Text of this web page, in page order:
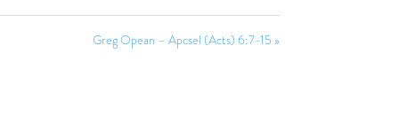
Greg Opean – Apcsel (Acts) 6:7-15 »